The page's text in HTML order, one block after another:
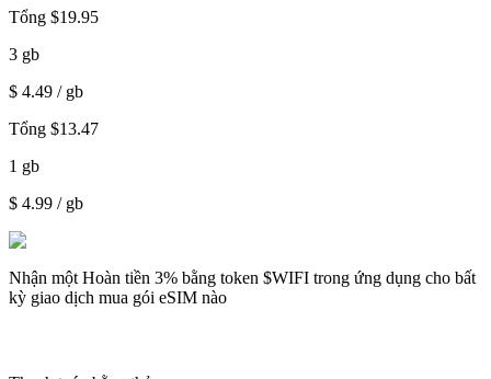
Tổng $19.95
3 gb
$ 4.49 / gb
Tổng $13.47
1 gb
$ 4.99 / gb
Nhận một Hoàn tiền 3% bằng token $WIFI trong ứng dụng cho bất
kỳ giao dịch mua gói eSIM nào